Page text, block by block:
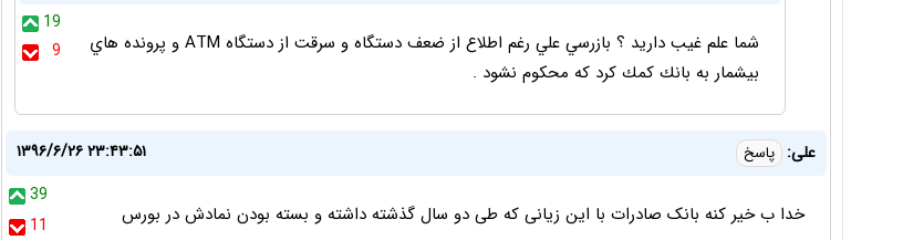
19
9
شما علم غيب داريد ؟ بازرسي علي رغم اطلاع از ضعف دستگاه و سرقت از دستگاه ATM و پرونده هاي
بيشمار به بانك كمك كرد كه محكوم نشود .
علی: پاسخ
۱۳۹۶/۶/۲۶ ۲۳:۴۳:۵۱
39
11
خدا ب خیر کنه بانک صادرات با این زیانی که طی دو سال گذشته داشته و بسته بودن نمادش در بورس